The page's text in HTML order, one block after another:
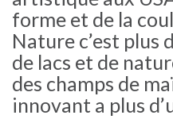
forme et de la
Nature c’est plus
de lacs et de
des champs de
innovant a plus